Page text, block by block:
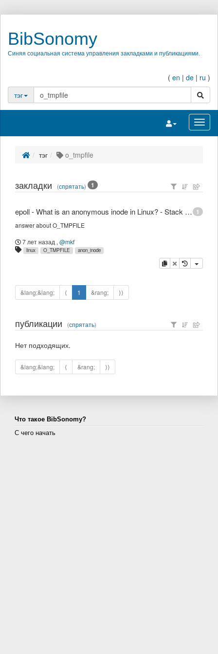
BibSonomy
Синяя социальная система управления закладками и публикациями.
( en | de | ru )
тэг
поиск
Переключить
тэг o_tmpfile
закладки (спрятать) 1
1
epoll - What is an anonymous inode in Linux? - Stack Overflow
answer about O_TMPFILE
7 лет назад , @mkf
linux O_TMPFILE anon_inode
копировать
удалить
&lang;&lang; ⟨ 1 &rang; ⟩⟩
публикации (спрятать)
Нет подходящих.
&lang;&lang; ⟨ &rang; ⟩⟩
Что такое BibSonomy?
С чего начать